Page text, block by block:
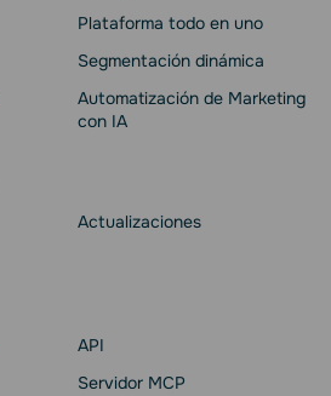
Plataforma todo en uno
Segmentación dinámica
Automatización de Marketing
con IA
Actualizaciones
API
Servidor MCP